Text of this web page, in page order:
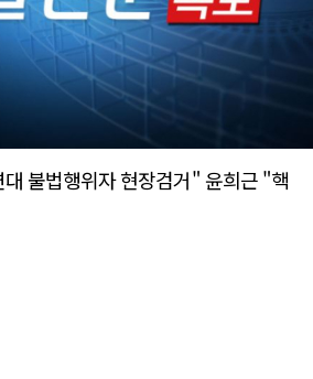
불법행위자 현장검거" 윤희근 "핵